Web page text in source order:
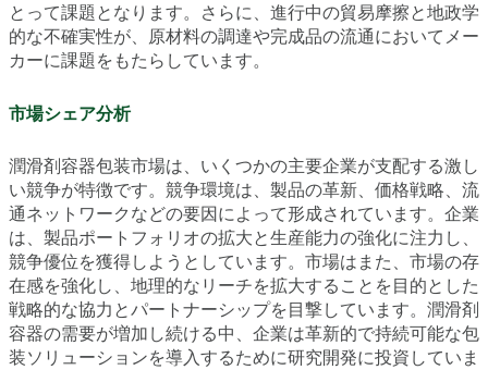
とって課題となります。さらに、進行中の貿易摩擦と地政学
的な不確実性が、原材料の調達や完成品の流通においてメー
カーに課題をもたらしています。
市場シェア分析
潤滑剤容器包装市場は、いくつかの主要企業が支配する激し
い競争が特徴です。競争環境は、製品の革新、価格戦略、流
通ネットワークなどの要因によって形成されています。企業
は、製品ポートフォリオの拡大と生産能力の強化に注力し、
競争優位を獲得しようとしています。市場はまた、市場の存
在感を強化し、地理的なリーチを拡大することを目的とした
戦略的な協力とパートナーシップを目撃しています。潤滑剤
容器の需要が増加し続ける中、企業は革新的で持続可能な包
装ソリューションを導入するために研究開発に投資していま